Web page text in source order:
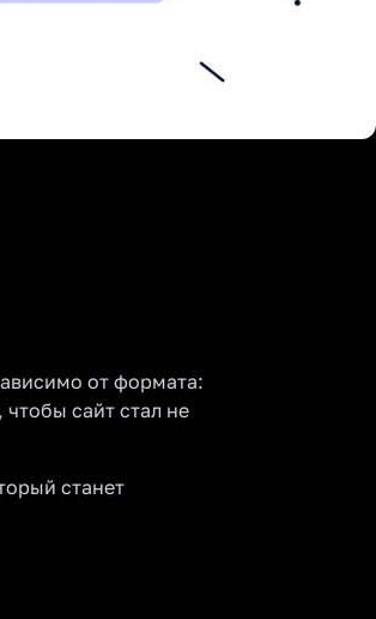
от формата:
сайт стал не
станет